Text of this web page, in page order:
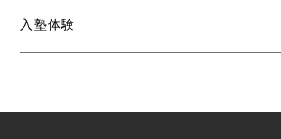
入塾体験